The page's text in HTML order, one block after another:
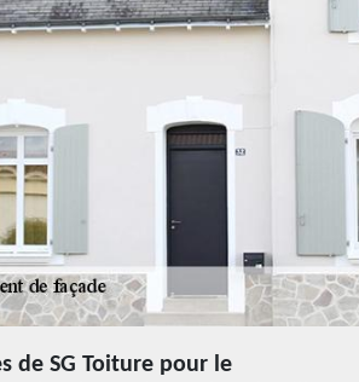
de SG Toiture pour le